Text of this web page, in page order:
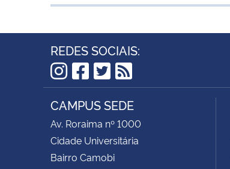
REDES SOCIAIS:
Instagram
Facebook
Twitter
RSS
CAMPUS SEDE
Av. Roraima nº 1000
Cidade Universitária
Bairro Camobi